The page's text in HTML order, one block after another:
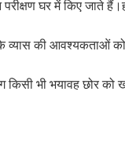
घर में किए जाते
व्यास की आवश्यकताओं
भी भयावह छोर